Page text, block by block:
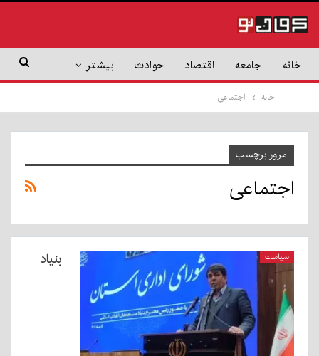
خانه جامعه اقتصاد حوادث بیشتر
خانه اجتماعی
مرور برچسب
اجتماعی
سیاست بنیاد